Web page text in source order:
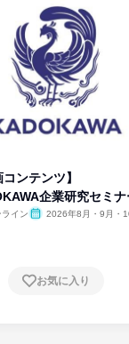
コンテンツ】
企業研究セミナ
ライン
2026年8月・9月・
お気に入り